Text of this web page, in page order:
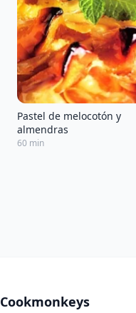
Pastel de melocotón y
almendras
60 min
Cookmonkeys